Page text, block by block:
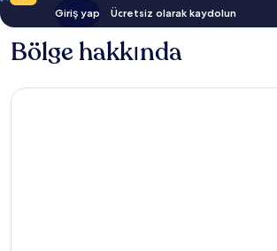
Giriş yap Ücretsiz olarak kaydolun
Bölge hakkında